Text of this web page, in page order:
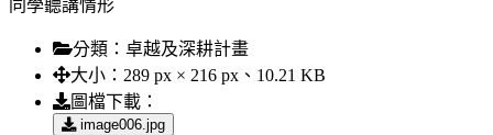
同學聽講情形
分類： 卓越及深耕計畫
大小： 289 px × 216 px、10.21 KB
圖檔下載：
image006.jpg